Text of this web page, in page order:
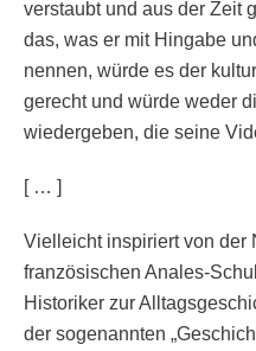
verstaubt und aus der Zeit
das, was er mit Hingabe
nennen, würde es der
gerecht und würde weder
wiedergeben, die seine
[ … ]
Vielleicht inspiriert von der
französischen Anales-
Historiker zur
der sogenannten